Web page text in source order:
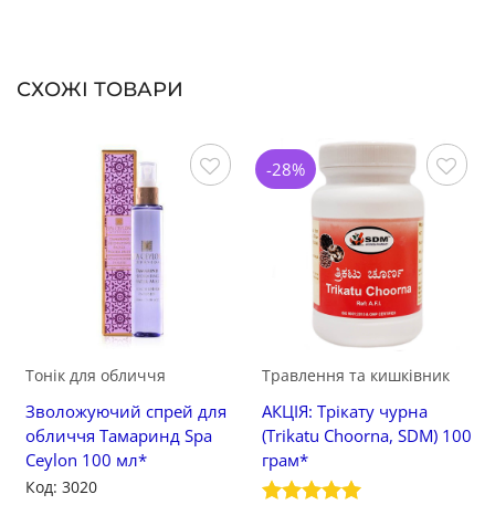
СХОЖІ ТОВАРИ
Зберегти
Тонік для обличчя
Зволожуючий спрей для
обличчя Тамаринд Spa
Ceylon 100 мл*
Код: 3020
-28%
Травлення та кишківник
АКЦІЯ: Трікату чурна
(Trikatu Choorna, SDM) 100
грам*